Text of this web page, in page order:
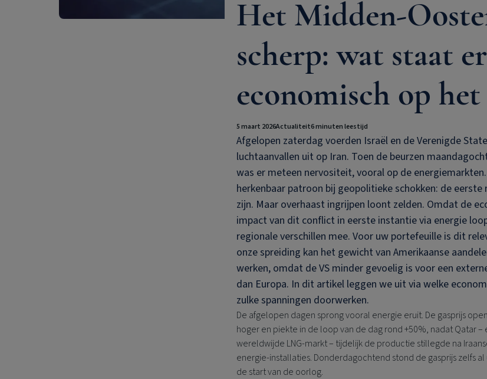
Het Midden-
scherp: wat staat er
economisch op het
5 maart 2026Actualiteit6 minuten leestijd
Afgelopen zaterdag voerden Israël en de Verenigde
luchtaanvallen uit op Iran. Toen de beurzen
was er meteen nervositeit, vooral op de
herkenbaar patroon bij geopolitieke schokken: de eerste
zijn. Maar overhaast ingrijpen loont zelden. Omdat de
impact van dit conflict in eerste instantie via energie
regionale verschillen mee. Voor uw portefeuille is dit
onze spreiding kan het gewicht van Amerikaanse
werken, omdat de VS minder gevoelig is voor een
dan Europa. In dit artikel leggen we uit via welke
zulke spanningen doorwerken.
De afgelopen dagen sprong vooral energie eruit. De gasprijs
hoger en piekte in de loop van de dag rond +50%, nadat Qatar –
wereldwijde LNG-markt – tijdelijk de productie stillegde na
energie-installaties. Donderdagochtend stond de gasprijs zelfs al
de start van de oorlog.